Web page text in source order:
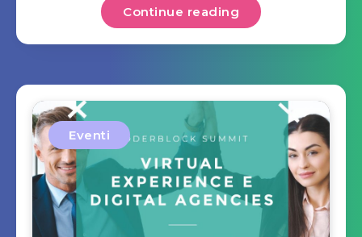
Continue reading
Eventi